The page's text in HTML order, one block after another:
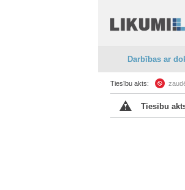
Darbības ar
Tiesību akts:
Tiesību